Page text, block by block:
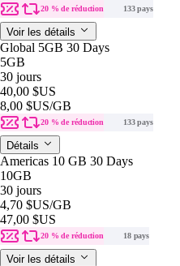
20 % de réduction 133 pays
Voir les détails
Global 5GB 30 Days
5GB
30 jours
40,00 $US
8,00 $US/GB
20 % de réduction 133 pays
Détails
Americas 10 GB 30 Days
10GB
30 jours
4,70 $US/GB
47,00 $US
20 % de réduction 18 pays
Voir les détails